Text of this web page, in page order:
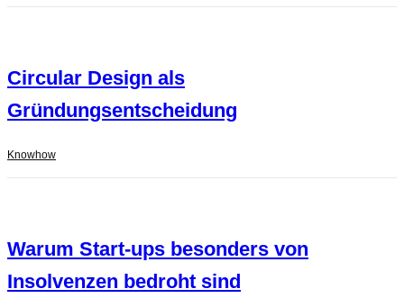
Circular Design als
Gründungsentscheidung
Knowhow
Warum Start-ups besonders von
Insolvenzen bedroht sind